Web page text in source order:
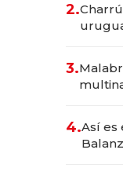
2.
3.
4.Así es